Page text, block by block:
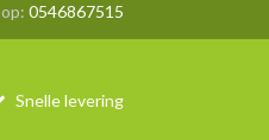
0546867515
Snelle levering